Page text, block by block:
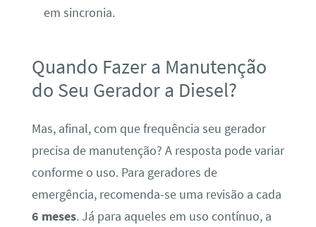
em sincronia.
Quando Fazer a Manutenção
do Seu Gerador a Diesel?
Mas, afinal, com que frequência seu gerador
precisa de manutenção? A resposta pode variar
conforme o uso. Para geradores de
emergência, recomenda-se uma revisão a cada
6 meses. Já para aqueles em uso contínuo, a